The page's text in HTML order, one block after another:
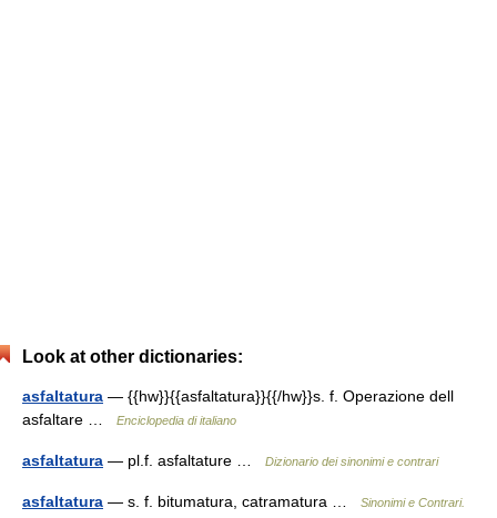
Look at other dictionaries:
asfaltatura — {{hw}}{{asfaltatura}}{{/hw}}s. f. Operazione dell
asfaltare …
Enciclopedia di italiano
asfaltatura — pl.f. asfaltature … Dizionario dei sinonimi e contrari
asfaltatura — s. f. bitumatura, catramatura …
Sinonimi e Contrari.